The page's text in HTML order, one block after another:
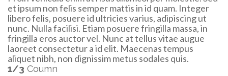
et ipsum non felis semper mattis in id quam. Integer
libero felis, posuere id ultricies varius, adipiscing ut
nunc. Nulla facilisi. Etiam posuere fringilla massa, in
fringilla eros auctor vel. Nunc at tellus vitae augue
laoreet consectetur a id elit. Maecenas tempus
aliquet nibh, non dignissim metus sodales quis.
1/3 Coumn